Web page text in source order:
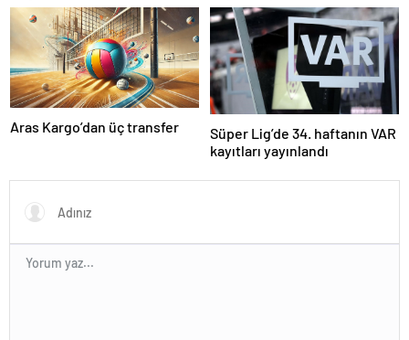
Aras Kargo’dan üç transfer
Süper Lig’de 34. haftanın VAR
kayıtları yayınlandı